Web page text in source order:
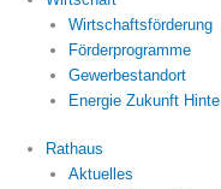
Wirtschaftsförderung
Förderprogramme
Gewerbestandort
Energie Zukunft Hinte
Rathaus
Aktuelles